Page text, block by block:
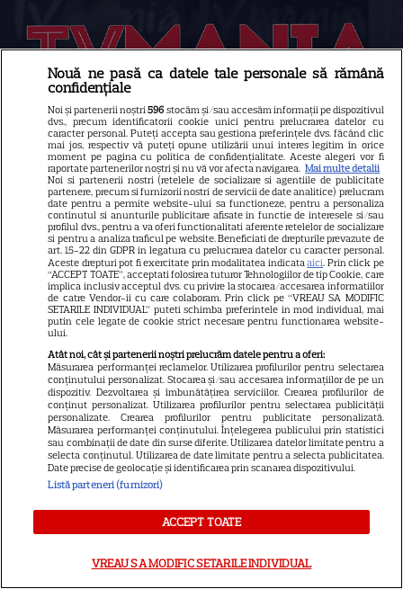
Despre Tvmania
Contact
Contacte televiziuni
Abonamente
Publicitate
Termeni și condiții
Despre cookies
Politica de confidenţialitate
NUMĂRUL CURENT
Libertatea
Nouă ne pasă ca datele tale personale să rămână
confidențiale
Noi și partenerii noștri596 stocăm și/sau accesăm informații pe dispozitivul
dvs., precum identificatorii cookie unici pentru prelucrarea datelor cu
caracter personal. Puteți accepta sau gestiona preferințele dvs. făcând clic
mai jos, respectiv vă puteți opune utilizării unui interes legitim în orice
moment pe pagina cu politica de confidențialitate. Aceste alegeri vor fi
raportate partenerilor noștri și nu vă vor afecta navigarea. Mai multe detalii
Noi si partenerii nostri (retelele de socializare si agentiile de publicitate
partenere, precum si furnizorii nostri de servicii de date analitice) prelucram
date pentru a permite website-ului sa functioneze, pentru a personaliza
continutul si anunturile publicitare afisate in functie de interesele si/sau
profilul dvs., pentru a va oferi functionalitati aferente retelelor de socializare
si pentru a analiza traficul pe website. Beneficiati de drepturile prevazute de
art. 15-22 din GDPR in legatura cu prelucrarea datelor cu caracter personal.
Aceste drepturi pot fi exercitate prin modalitatea indicataaici. Prin click pe
“ACCEPT TOATE”, acceptati folosirea tuturor Tehnologiilor de tip Cookie, care
implica inclusiv acceptul dvs. cu privire la stocarea/accesarea informatiilor
de catre Vendor-ii cu care colaboram. Prin click pe “VREAU SA MODIFIC
SETARILE INDIVIDUAL” puteti schimba preferintele in mod individual, mai
putin cele legate de cookie strict necesare pentru functionarea website-
ului.
Atât noi, cât și partenerii noștri prelucrăm datele pentru a oferi:
Măsurarea performanței reclamelor. Utilizarea profilurilor pentru selectarea
conținutului personalizat. Stocarea și/sau accesarea informațiilor de pe un
dispozitiv. Dezvoltarea și îmbunătățirea serviciilor. Crearea profilurilor de
conținut personalizat. Utilizarea profilurilor pentru selectarea publicității
personalizate. Crearea profilurilor pentru publicitate personalizată.
Măsurarea performanței conținutului. Înțelegerea publicului prin statistici
sau combinații de date din surse diferite. Utilizarea datelor limitate pentru a
selecta conținutul. Utilizarea de date limitate pentru a selecta publicitatea.
Date precise de geolocație și identificarea prin scanarea dispozitivului.
Listă parteneri (furnizori)
ACCEPT TOATE
VREAU SA MODIFIC SETARILE INDIVIDUAL